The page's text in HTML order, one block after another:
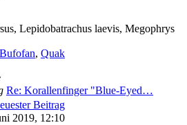
Lepidobatrachus laevis, Megophrys
Bufofan, Quak
Re: Korallenfinger "Blue-Eyed…
Beitrag
2019, 12:10